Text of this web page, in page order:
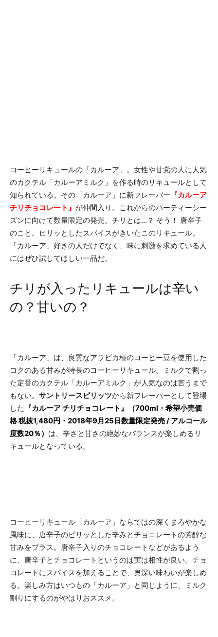
コーヒーリキュールの「カルーア」。女性や甘党の人に人気
のカクテル「カルーアミルク」を作る時のリキュールとして
知られている。その「カルーア」に新フレーバー 『カルーア
チリチョコレート』 が仲間入り。これからのパーティーシー
ズンに向けて数量限定の発売。チリとは…？ そう！ 唐辛子
のこと。ピリッとしたスパイスがきいたこのリキュール。
「カルーア」好きの人だけでなく、味に刺激を求めている人
にはぜひ試してほしい一品だ。
チリが入ったリキュールは辛い
の？甘いの？
「カルーア」は、良質なアラビカ種のコーヒー豆を使用した
コクのある甘みが特長のコーヒーリキュール。ミルクで割っ
た定番のカクテル「カルーアミルク」が人気なのは言うまで
もない。 サントリースピリッツから新フレーバーとして登場
した 『カルーア チリチョコレート』（700ml・希望小売価
格 税抜1,480円・2018年9月25日数量限定発売 / アルコール
度数20％） は、辛さと甘さの絶妙なバランスが楽しめるリ
キュールとなっている。
コーヒーリキュール「カルーア」ならではの深くまろやかな
風味に、唐辛子のピリッとした辛みとチョコレートの芳醇な
甘みをプラス。唐辛子入りのチョコレートなどがあるよう
に、唐辛子とチョコレートというのは実は相性が良い。チョ
コレートにスパイスを加えることで、奥深い味わいが楽しめ
る。楽しみ方はいつもの「カルーア」と同じように、ミルク
割りにするのがやはりおススメ。